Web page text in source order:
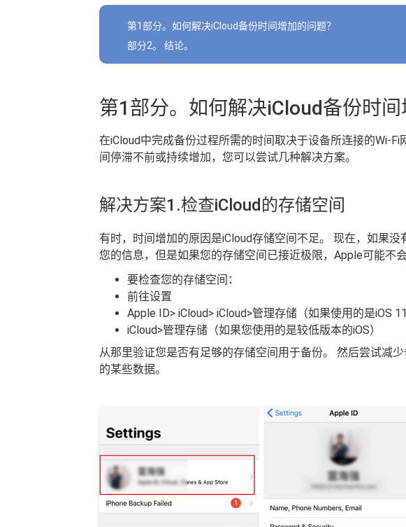
第1部分。如何解决iCloud备份时间增加的问题？
部分2。 结论。
第1部分。如何解决iCloud备份时间
在iCloud中完成备份过程所需的时间取决于设备所连接的Wi-
间停滞不前或持续增加，您可以尝试几种解决方案。
解决方案1.检查iCloud的存储空间
有时，时间增加的原因是iCloud存储空间不足。 现在，如果
您的信息，但是如果您的存储空间已接近极限，Apple可能不会
要检查您的存储空间：
前往设置
Apple ID> iCloud> iCloud>管理存储（如果使用的是iOS
iCloud>管理存储（如果您使用的是较低版本的iOS）
从那里验证您是否有足够的存储空间用于备份。 然后尝试减
的某些数据。